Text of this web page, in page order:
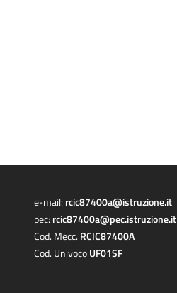
e-mail: rcic87400a@istruzione.it
pec: rcic87400a@pec.istruzione.it
Cod. Mecc. RCIC87400A
Cod. UnivocoUF01SF